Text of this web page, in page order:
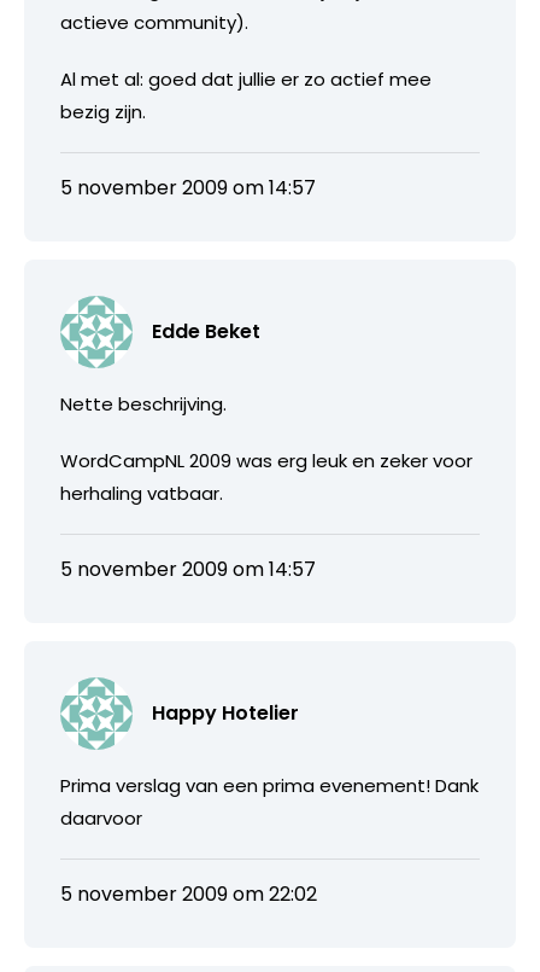
actieve community).
Al met al: goed dat jullie er zo actief mee
bezig zijn.
5 november 2009 om 14:57
Edde Beket
Nette beschrijving.
WordCampNL 2009 was erg leuk en zeker voor
herhaling vatbaar.
5 november 2009 om 14:57
Happy Hotelier
Prima verslag van een prima evenement! Dank
daarvoor
5 november 2009 om 22:02